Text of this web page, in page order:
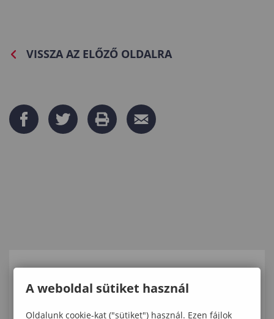
VISSZA AZ ELŐZŐ OLDALRA
KAPCSOLÓDÓ TARTALMAK
Soproni Egyetem: a méhlegelő nem
A weboldal sütiket használ
Oldalunk cookie-kat ("sütiket") használ. Ezen fájlok